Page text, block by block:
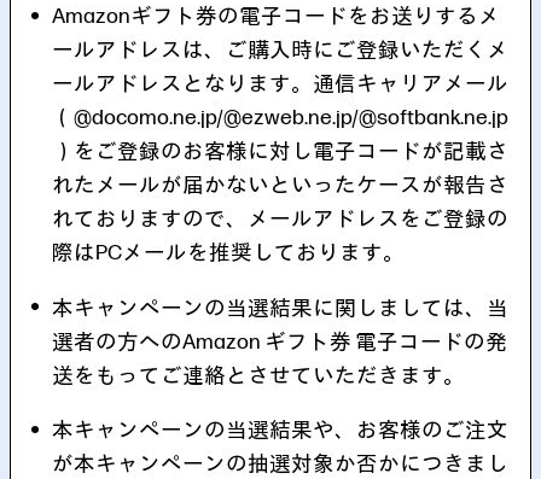
Amazonギフト券の電子コードをお送りするメ
ールアドレスは、ご購入時にご登録いただくメ
ールアドレスとなります。通信キャリアメール
（@docomo.ne.jp/@ezweb.ne.jp/@softbank.ne.jp
）をご登録のお客様に対し電子コードが記載さ
れたメールが届かないといったケースが報告さ
れておりますので、メールアドレスをご登録の
際はPCメールを推奨しております。
本キャンペーンの当選結果に関しましては、当
選者の方へのAmazon ギフト券 電子コードの発
送をもってご連絡とさせていただきます。
本キャンペーンの当選結果や、お客様のご注文
が本キャンペーンの抽選対象か否かにつきまし